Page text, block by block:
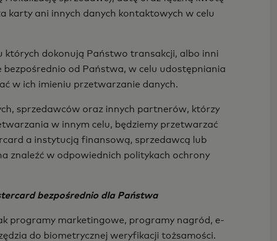
karty ani innych danych kontaktowych w celu
których dokonują Państwo transakcji, albo inni
od Państwa, w celu udostępniania
w ich imieniu przetwarzanie danych.
sprzedawców oraz innych partnerów, którzy
w innym celu, będziemy przetwarzać
a instytucją finansową, sprzedawcą lub
znaleźć w odpowiednich politykach ochrony
bezpośrednio dla Państwa
programy marketingowe, programy nagród, e-
do biometrycznej weryfikacji tożsamości.